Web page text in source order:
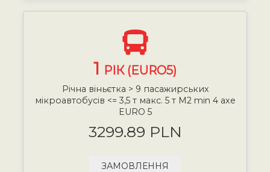
1 РІК (EURO5)
Річна віньєтка > 9 пасажирських
мікроавтобусів <= 3,5 т макс. 5 т М2 min 4 axe
EURO 5
3299.89 PLN
ЗАМОВЛЕННЯ